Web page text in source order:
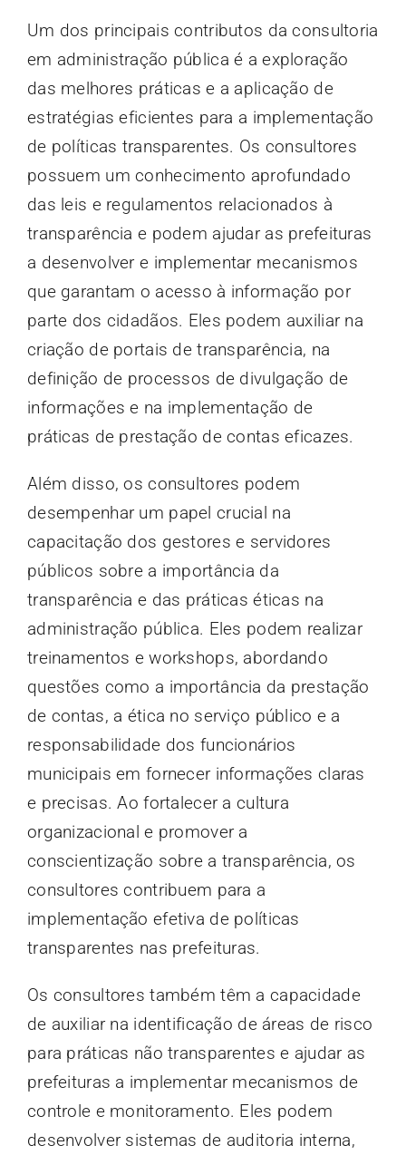
Um dos principais contributos da consultoria
em administração pública é a exploração
das melhores práticas e a aplicação de
estratégias eficientes para a implementação
de políticas transparentes. Os consultores
possuem um conhecimento aprofundado
das leis e regulamentos relacionados à
transparência e podem ajudar as prefeituras
a desenvolver e implementar mecanismos
que garantam o acesso à informação por
parte dos cidadãos. Eles podem auxiliar na
criação de portais de transparência, na
definição de processos de divulgação de
informações e na implementação de
práticas de prestação de contas eficazes.
Além disso, os consultores podem
desempenhar um papel crucial na
capacitação dos gestores e servidores
públicos sobre a importância da
transparência e das práticas éticas na
administração pública. Eles podem realizar
treinamentos e workshops, abordando
questões como a importância da prestação
de contas, a ética no serviço público e a
responsabilidade dos funcionários
municipais em fornecer informações claras
e precisas. Ao fortalecer a cultura
organizacional e promover a
conscientização sobre a transparência, os
consultores contribuem para a
implementação efetiva de políticas
transparentes nas prefeituras.
Os consultores também têm a capacidade
de auxiliar na identificação de áreas de risco
para práticas não transparentes e ajudar as
prefeituras a implementar mecanismos de
controle e monitoramento. Eles podem
desenvolver sistemas de auditoria interna,